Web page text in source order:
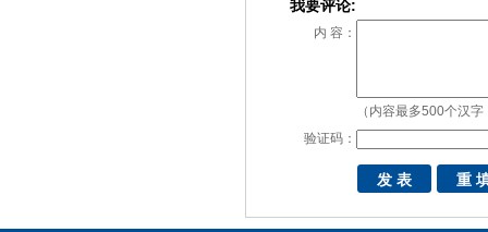
我要评论:
内 容：
（内容最多500个汉
验证码：